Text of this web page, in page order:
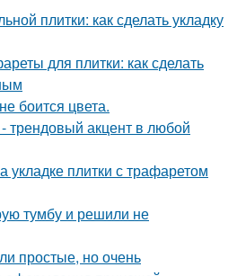
плитки: как сделать укладку
для плитки: как сделать
боится цвета.
трендовый акцент в любой
плитки с трафаретом
тумбу и решили не
простые, но очень